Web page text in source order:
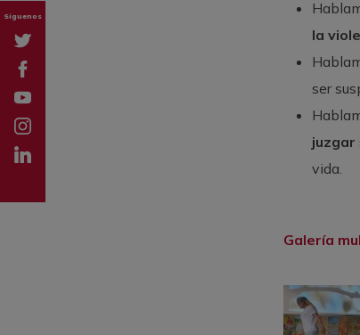
Síguenos
Twitter
Facebook
YouTube
Instagramm
LinkedIn
la
ser
juzgar
vida.
Galería